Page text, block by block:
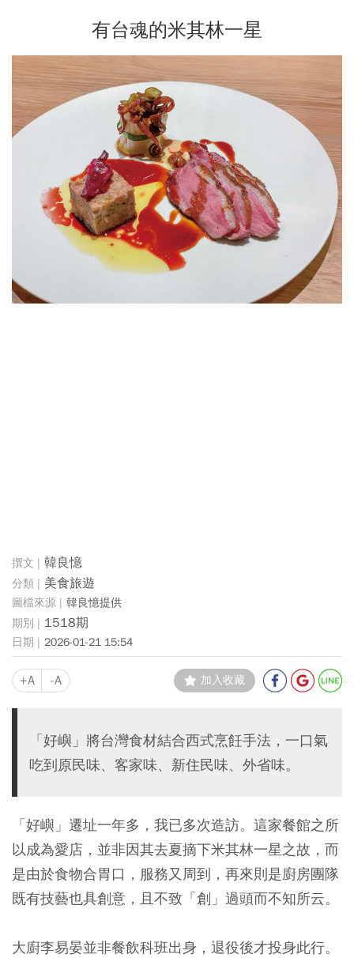
有台魂的米其林一星
韓良憶
美食旅遊
韓良憶提供
1518期
2026-01-21 15:54
+A -A 加入收藏
「好嶼」將台灣食材結合西式烹飪手法，一口氣
吃到原民味、客家味、新住民味、外省味。
「好嶼」遷址一年多，我已多次造訪。這家餐館之所
以成為愛店，並非因其去夏摘下米其林一星之故，而
是由於食物合胃口，服務又周到，再來則是廚房團隊
既有技藝也具創意，且不致「創」過頭而不知所云。
大廚李易晏並非餐飲科班出身，退役後才投身此行。